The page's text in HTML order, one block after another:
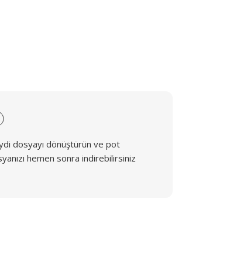
dosyayı dönüştürün ve pot
hemen sonra indirebilirsiniz